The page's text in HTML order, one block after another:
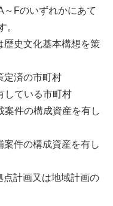
Fのいずれかにあて
。
歴史文化基本構想を策
定済の市町村
している市町村
案件の構成資産を有し
件の構成資産を有し
計画又は地域計画の